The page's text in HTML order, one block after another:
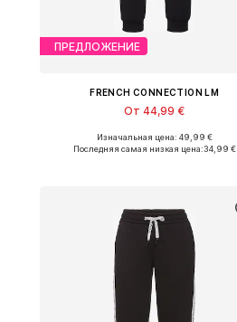
ПРЕДЛОЖЕНИЕ
FRENCH CONNECTION LM
От 44,99 €
Доступно множество размеров
Изначальная цена: 49,99 €
Последняя самая низкая цена:34,99 €